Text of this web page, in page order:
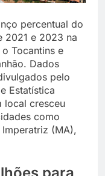
percentual do
2021 e 2023 na
Tocantins e
Dados
pelo
Estatística
local cresceu
como
(MA),